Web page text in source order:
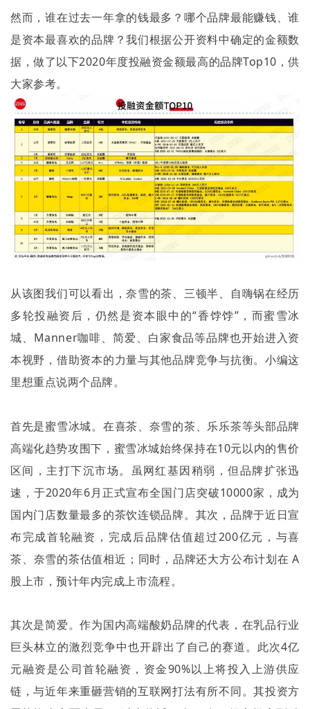
然而，谁在过去一年拿的钱最多？哪个品牌最能赚钱、谁
是资本最喜欢的品牌？我们根据公开资料中确定的金额数
据，做了以下2020年度投融资金额最高的品牌Top10 ，供
大家参考。
从该图我们可以看出，奈雪的茶、三顿半、自嗨锅在经历
多轮投融资后，仍然是资本眼中的“香饽饽”，而蜜雪冰
城、 Manner咖啡、简爱、白家食品等品牌也开始进入资
本视野，借助资本的力量与其他品牌竞争与抗衡。小编这
里想重点说两个品牌。
首先是蜜雪冰城。在喜茶、奈雪的茶、乐乐茶等头部品牌
高端化趋势攻围下，蜜雪冰城始终保持在10元以内的售价
区间，主打下沉市场。虽网红基因稍弱，但品牌扩张迅
速，于2020年6月正式宣布全国门店突破10000家，成为
国内门店数量最多的茶饮连锁品牌。其次，品牌于近日宣
布完成首轮融资，完成后品牌估值超过200亿元，与喜
茶、奈雪的茶估值相近；同时，品牌还大方公布计划在 A
股上市，预计年内完成上市流程。
其次是简爱。作为国内高端酸奶品牌的代表，在乳品行业
巨头林立的激烈竞争中也开辟出了自己的赛道。此次4亿
元融资是公司首轮融资，资金90%以上将投入上游供应
链，与近年来重砸营销的互联网打法有所不同。其投资方